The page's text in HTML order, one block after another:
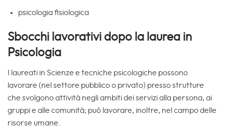
psicologia fisiologica
Sbocchi lavorativi dopo la laurea in
Psicologia
I laureati in Scienze e tecniche psicologiche possono
lavorare (nel settore pubblico o privato) presso strutture
che svolgono attività negli ambiti dei servizi alla persona, ai
gruppi e alle comunità; può lavorare, inoltre, nel campo delle
risorse umane.